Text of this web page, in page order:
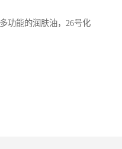
功能的润肤油，26号化